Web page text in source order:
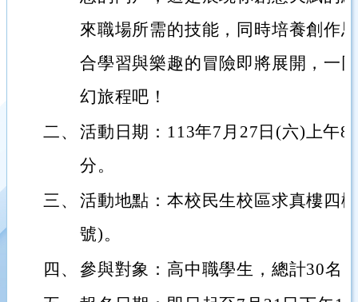
來職場所需的技能，同時培養創作
合學習與樂趣的冒險即將展開，一
幻旅程吧！
二、 活動日期：113年7月27日(六)上午8
分。
三、 活動地點：本校民生校區求真樓四
號)。
四、 參與對象：高中職學生，總計30名